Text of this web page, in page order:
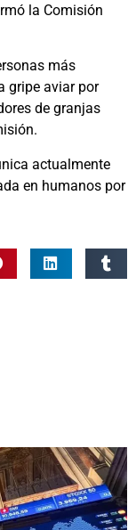
la Comisión
más
gripe aviar por
de granjas
actualmente
en humanos por